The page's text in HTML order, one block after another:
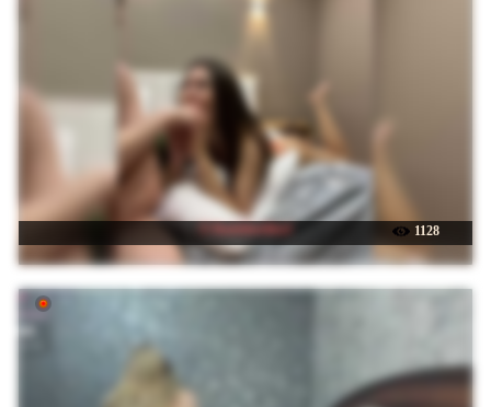
☉ Karishochka1 1128